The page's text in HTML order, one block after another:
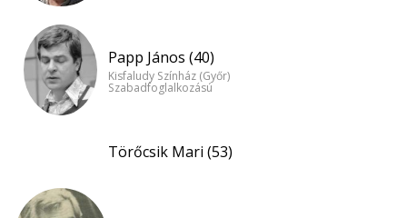
Papp János (40)
Kisfaludy Színház (Győr)
Szabadfoglalkozású
Törőcsik Mari (53)